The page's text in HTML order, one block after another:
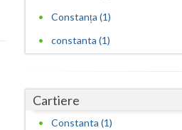
Constanța (1)
constanta (1)
Cartiere
Constanta (1)